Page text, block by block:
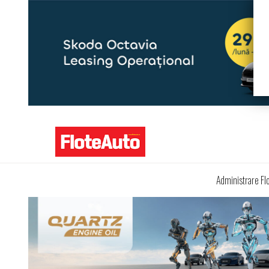
Administrare